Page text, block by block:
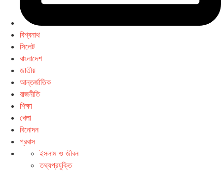
বিশ্বনাথ
সিলেট
বাংলাদেশ
জাতীয়
আন্তর্জাতিক
রাজনীতি
শিক্ষা
খেলা
বিনোদন
প্রবাস
ইসলাম ও জীবন
তথ্যপ্রযুক্তি